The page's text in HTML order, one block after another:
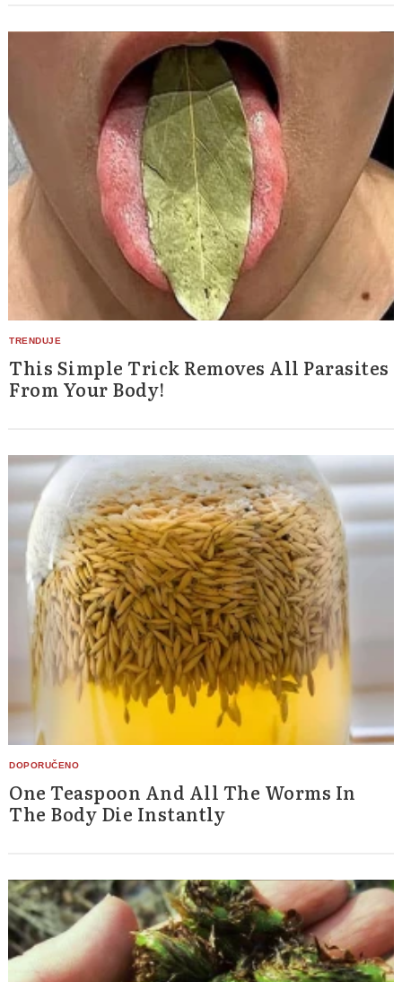
This Simple Trick Removes All Parasites
From Your Body!
One Teaspoon And All The Worms In
The Body Die Instantly
Search
for: